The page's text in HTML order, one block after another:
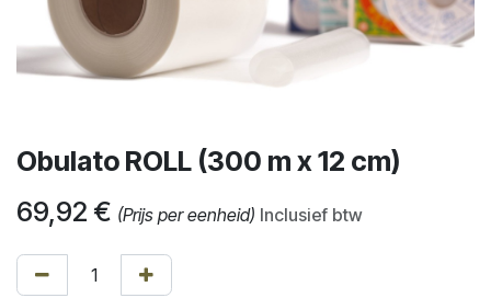
Obulato ROLL (300 m x 12 cm)
69,92 € (Prijs per eenheid) Inclusief btw